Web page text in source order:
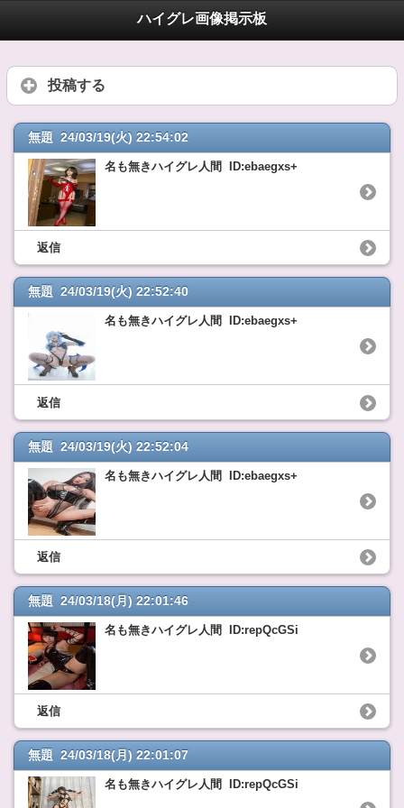
ハイグレ画像掲示板
投稿する
無題 24/03/19(火) 22:54:02
名も無きハイグレ人間 ID:ebaegxs+
返信
無題 24/03/19(火) 22:52:40
名も無きハイグレ人間 ID:ebaegxs+
返信
無題 24/03/19(火) 22:52:04
名も無きハイグレ人間 ID:ebaegxs+
返信
無題 24/03/18(月) 22:01:46
名も無きハイグレ人間 ID:repQcGSi
返信
無題 24/03/18(月) 22:01:07
名も無きハイグレ人間 ID:repQcGSi